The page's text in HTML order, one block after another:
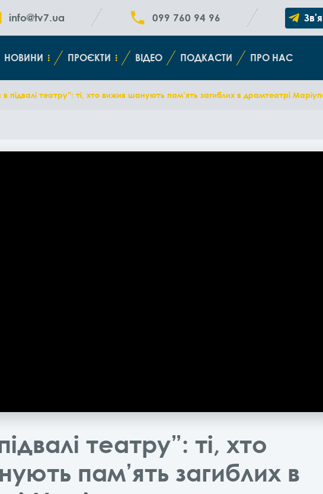
info@tv7.ua 099 760 94 96
НОВИНИ ПРОЄКТИ ВІДЕО ПОДКАСТИ ПРО НАС
в підвалі театру”: ті, хто вижив шанують пам’ять загиблих в драмтеатрі
театру”: ті, хто
пам’ять загиблих в